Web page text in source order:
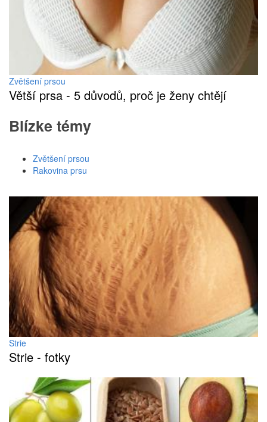
Zvětšení prsou
Větší prsa - 5 důvodů, proč je ženy chtějí
Blízke témy
Zvětšení prsou
Rakovina prsu
Strie
Strie - fotky